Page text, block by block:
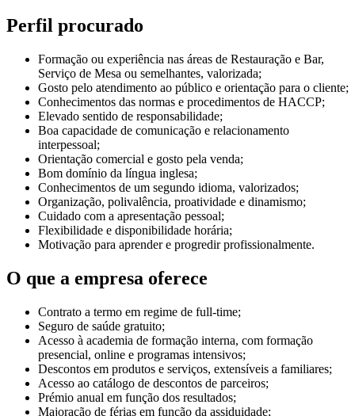
Perfil procurado
Formação ou experiência nas áreas de Restauração e Bar,
Serviço de Mesa ou semelhantes, valorizada;
Gosto pelo atendimento ao público e orientação para o cliente;
Conhecimentos das normas e procedimentos de HACCP;
Elevado sentido de responsabilidade;
Boa capacidade de comunicação e relacionamento
interpessoal;
Orientação comercial e gosto pela venda;
Bom domínio da língua inglesa;
Conhecimentos de um segundo idioma, valorizados;
Organização, polivalência, proatividade e dinamismo;
Cuidado com a apresentação pessoal;
Flexibilidade e disponibilidade horária;
Motivação para aprender e progredir profissionalmente.
O que a empresa oferece
Contrato a termo em regime de full-time;
Seguro de saúde gratuito;
Acesso à academia de formação interna, com formação
presencial, online e programas intensivos;
Descontos em produtos e serviços, extensíveis a familiares;
Acesso ao catálogo de descontos de parceiros;
Prémio anual em função dos resultados;
Majoração de férias em função da assiduidade;